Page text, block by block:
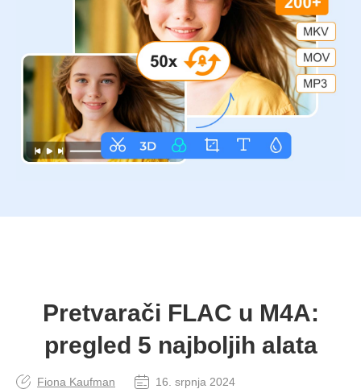
Pretvarači FLAC u M4A:
pregled 5 najboljih alata
Fiona Kaufman
16. srpnja 2024